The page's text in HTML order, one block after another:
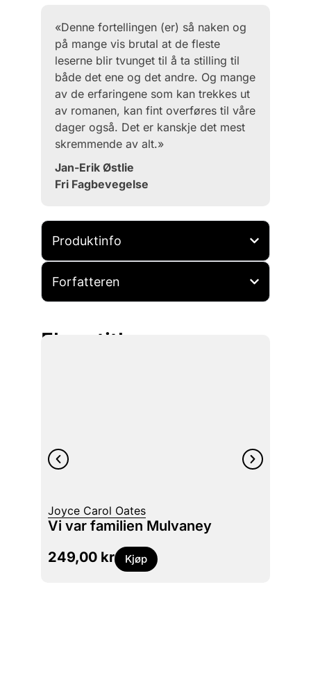
«Denne fortellingen (er) så naken og
på mange vis brutal at de fleste
leserne blir tvunget til å ta stilling til
både det ene og det andre. Og mange
av de erfaringene som kan trekkes ut
av romanen, kan fint overføres til våre
dager også. Det er kanskje det mest
skremmende av alt.»
Jan-Erik Østlie
Fri Fagbevegelse
Produktinfo
Forfatteren
Flere titler
Joyce Carol Oates
Vi var familien Mulvaney
249,00 kr Kjøp